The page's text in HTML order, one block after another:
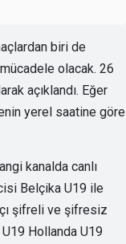
biri de
olacak. 26
açıklandı. Eğer
yerel saatine göre
kanalda canlı
Belçika U19 ile
şifreli ve şifresiz
U19 Hollanda U19